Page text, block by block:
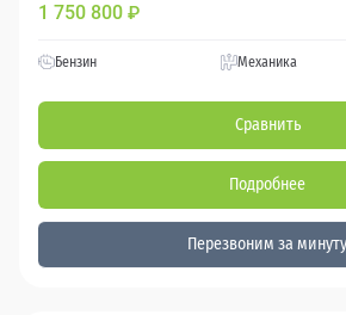
1 750 800 ₽
Бензин Механика
Сравнить
Подробнее
Перезвоним за минуту